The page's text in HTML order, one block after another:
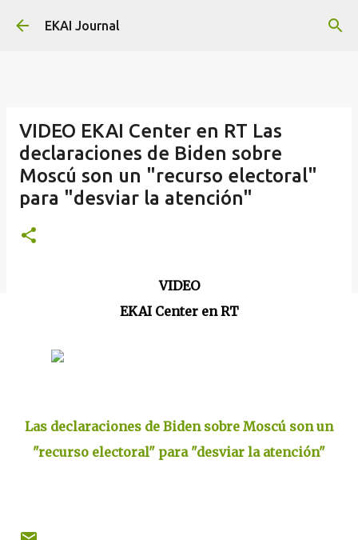
EKAI Journal
VIDEO EKAI Center en RT Las
declaraciones de Biden sobre
Moscú son un "recurso electoral"
para "desviar la atención"
VIDEO
EKAI Center en RT
Las declaraciones de Biden sobre Moscú son un
"recurso electoral" para "desviar la atención"